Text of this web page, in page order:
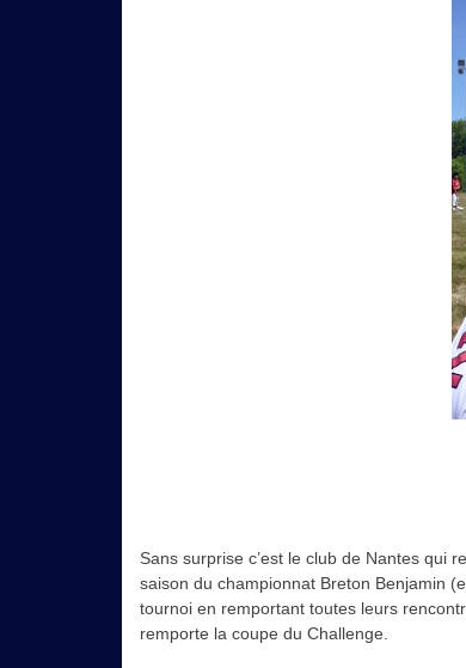
Sans surprise c’est le club de Nantes qui
saison du championnat Breton Benjamin
tournoi en remportant toutes leurs
remporte la coupe du Challenge.